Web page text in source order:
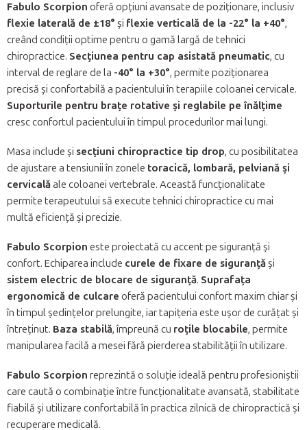
Fabulo Scorpion oferă opțiuni avansate de poziționare, inclusiv
flexie laterală de ±18° și flexie verticală de la -22° la +40°,
creând condiții optime pentru o gamă largă de tehnici
chiropractice. Secțiunea pentru cap asistată pneumatic, cu
interval de reglare de la -40° la +30°, permite poziționarea
precisă și confortabilă a pacientului în terapiile coloanei cervicale.
Suporturile pentru brațe rotative și reglabile pe înălțime
cresc confortul pacientului în timpul procedurilor mai lungi.
Masa include și secțiuni chiropractice tip drop, cu posibilitatea
de ajustare a tensiunii în zonele toracică, lombară, pelviană și
cervicalăale coloanei vertebrale. Această funcționalitate
permite terapeutului să execute tehnici chiropractice cu mai
multă eficiență și precizie.
Fabulo Scorpion este proiectată cu accent pe siguranță și
confort. Echiparea include curele de fixare de siguranțăși
sistem electric de blocare de siguranță. Suprafața
ergonomică de culcare oferă pacientului confort maxim chiar și
în timpul ședințelor prelungite, iar tapițeria este ușor de curățat și
întreținut. Baza stabilă, împreună cu roțile blocabile, permite
manipularea facilă a mesei fără pierderea stabilității în utilizare.
Fabulo Scorpion reprezintă o soluție ideală pentru profesioniștii
care caută o combinație între funcționalitate avansată, stabilitate
fiabilă și utilizare confortabilă în practica zilnică de chiropractică și
recuperare medicală.